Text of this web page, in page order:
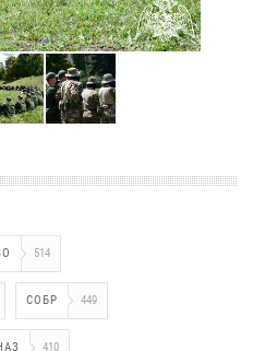
514
СОБР 449
410